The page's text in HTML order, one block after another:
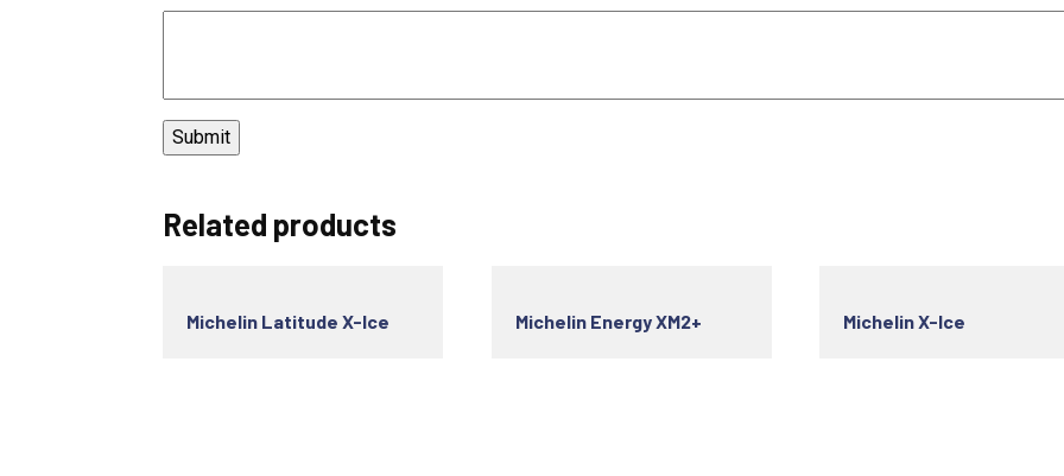
Related products
Michelin Latitude X-Ice Michelin Energy XM2+ Michelin X-Ice